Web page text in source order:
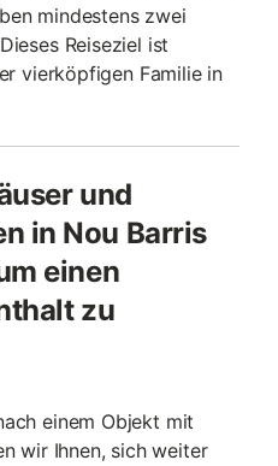
mindestens zwei
Reiseziel ist
vierköpfigen Familie in
und
in Nou Barris
einen
zu
einem Objekt mit
wir Ihnen, sich weiter